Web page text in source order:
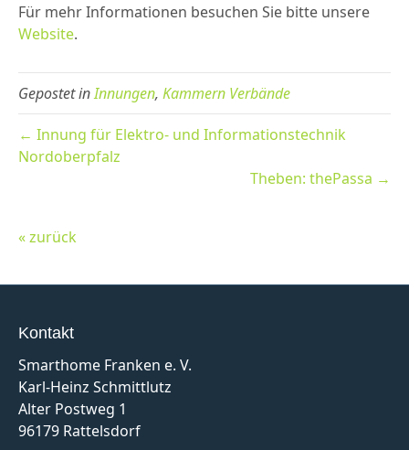
Für mehr Informationen besuchen Sie bitte unsere
Website.
Gepostet inInnungen, Kammern Verbände
← Innung für Elektro- und Informationstechnik
Nordoberpfalz
Theben: thePassa →
« zurück
Kontakt
Smarthome Franken e. V.
Karl-Heinz Schmittlutz
Alter Postweg 1
96179 Rattelsdorf